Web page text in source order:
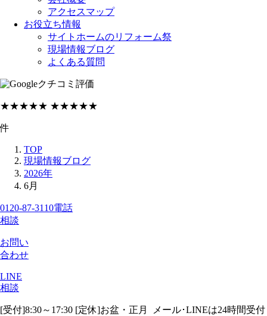
アクセスマップ
お役立ち情報
サイトホームのリフォーム祭
現場情報ブログ
よくある質問
クチコミ評価
★★★★★ ★★★★★
件
TOP
現場情報ブログ
2026年
6月
0120-87-3110電話
相談
お問い
合わせ
LINE
相談
[受付]8:30～17:30 [定休]お盆・正月
メール･LINEは24時間受付